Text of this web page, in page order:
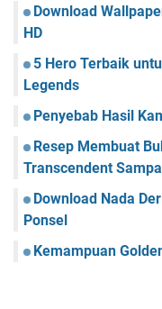
Download
HD
5 Hero Terbaik
Legends
Penyebab Hasil
Resep Membuat
Transcendent
Download Nada
Ponsel
Kemampuan